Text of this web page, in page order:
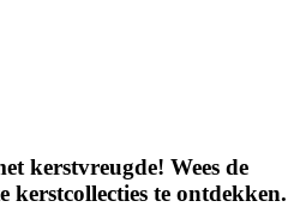
kerstvreugde! Wees de
kerstcollecties te ontdekken.